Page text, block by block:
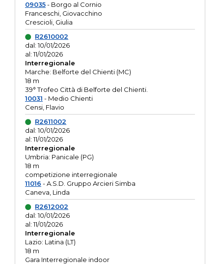
09035- Borgo al Cornio
Franceschi, Giovacchino
Crescioli, Giulia
R2610002
dal: 10/01/2026
al: 11/01/2026
Interregionale
Marche: Belforte del Chienti (MC)
18 m
39° Trofeo Città di Belforte del Chienti.
10031 - Medio Chienti
Censi, Flavio
R2611002
dal: 10/01/2026
al: 11/01/2026
Interregionale
Umbria: Panicale (PG)
18 m
competizione interregionale
11016 - A.S.D. Gruppo Arcieri Simba
Caneva, Linda
R2612002
dal: 10/01/2026
al: 11/01/2026
Interregionale
Lazio: Latina (LT)
18 m
Gara Interregionale indoor